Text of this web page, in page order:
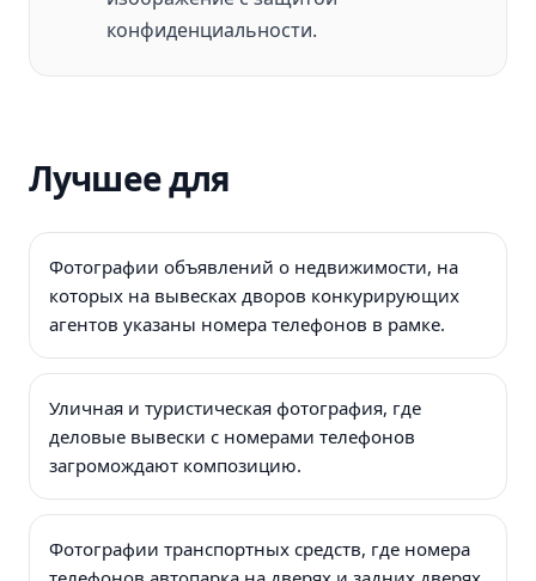
конфиденциальности.
Лучшее для
Фотографии объявлений о недвижимости, на
которых на вывесках дворов конкурирующих
агентов указаны номера телефонов в рамке.
Уличная и туристическая фотография, где
деловые вывески с номерами телефонов
загромождают композицию.
Фотографии транспортных средств, где номера